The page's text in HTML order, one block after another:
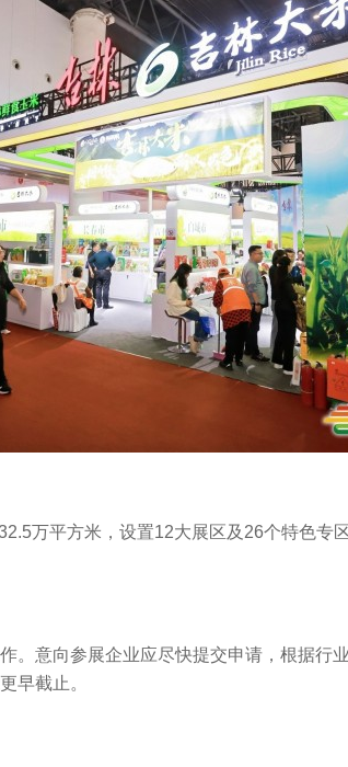
万平方米，设置12大展区及26个特色专
。意向参展企业应尽快提交申请，根据行
早截止。